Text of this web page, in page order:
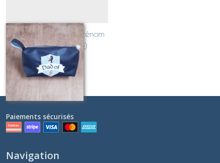
Blason SPORT avec prénom
JUDO (appliqué)
Sur demande
Paiements sécurisés
Navigation